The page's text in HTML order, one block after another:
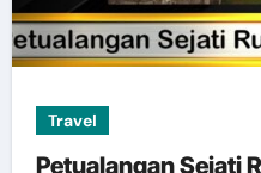
Travel
Petualangan Sejati